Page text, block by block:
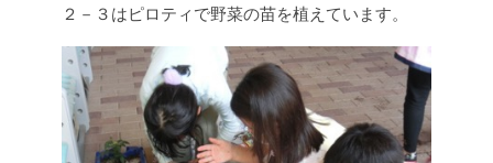
２－３はピロティで野菜の苗を植えています。